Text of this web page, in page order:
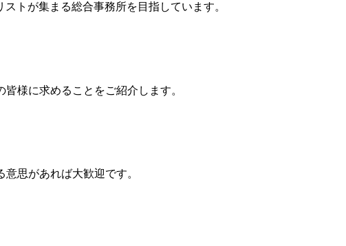
トが集まる総合事務所を目指しています。
様に求めることをご紹介します。
思があれば大歓迎です。